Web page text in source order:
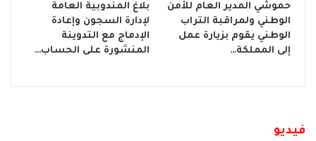
حموشي المدير العام للأمن
الوطني ولمراقبة التراب
الوطني يقوم بزيارة عمل
إلى المملكة…
بلاغ المندوبية العامة
لإدارة السجون وإعادة
الإدماج مع التدوينة
المنشورة على الحساب…
فيديو